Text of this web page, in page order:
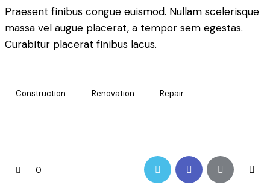
Praesent finibus congue euismod. Nullam scelerisque
massa vel augue placerat, a tempor sem egestas.
Curabitur placerat finibus lacus.
Construction Renovation Repair
0